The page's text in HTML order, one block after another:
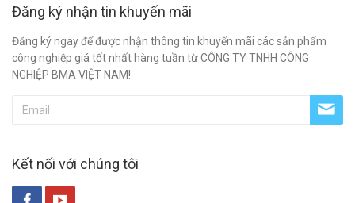
Đăng ký nhận tin khuyến mãi
Đăng ký ngay để được nhận thông tin khuyến mãi các sản phẩm
công nghiệp giá tốt nhất hàng tuần từ CÔNG TY TNHH CÔNG
NGHIỆP BMA VIỆT NAM!
Kết nối với chúng tôi